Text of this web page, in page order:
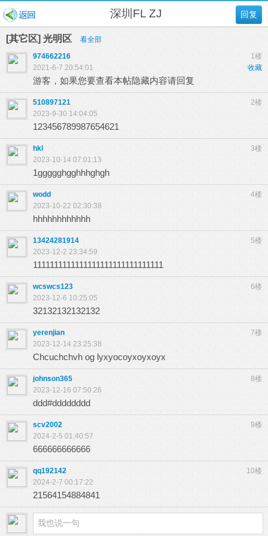
回复
深圳FL ZJ
[其它区] 光明区
看全部
1楼
974662216
收藏
2021-6-7 20:54:01
游客，如果您要查看本帖隐藏内容请回复
2楼
510897121
2023-9-30 14:04:05
123456789987654621
3楼
hkl
2023-10-14 07:01:13
1ggggghgghhhghgh
4楼
wodd
2023-10-22 02:30:38
hhhhhhhhhhhh
5楼
13424281914
2023-12-2 23:34:59
1111111111111111111111111111111
6楼
wcswcs123
2023-12-6 10:25:05
32132132132132
7楼
yerenjian
2023-12-14 23:25:38
Chcuchchvh og lyxyocoyxoyxoyx
8楼
johnson365
2023-12-16 07:50:26
ddd#dddddddd
9楼
scv2002
2024-2-5 01:40:57
666666666666
10楼
qq192142
2024-2-7 00:17:22
21564154884841